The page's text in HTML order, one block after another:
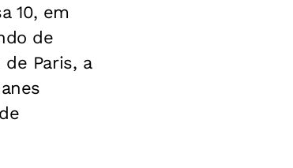
10, em
de
Paris, a